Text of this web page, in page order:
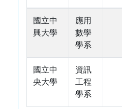
國立中
興大學
應用
數學
學系
國立中
央大學
資訊
工程
學系